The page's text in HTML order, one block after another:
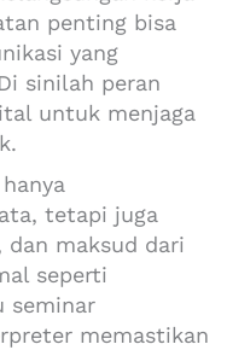
penting bisa
yang
sinilah peran
untuk menjaga
tetapi juga
dan maksud dari
seperti
seminar
memastikan